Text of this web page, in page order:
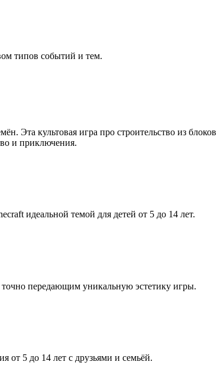
типов событий и тем.
Эта культовая игра про строительство из
и приключения.
идеальной темой для детей от 5 до 14 лет.
точно передающим уникальную эстетику игры.
от 5 до 14 лет с друзьями и семьёй.